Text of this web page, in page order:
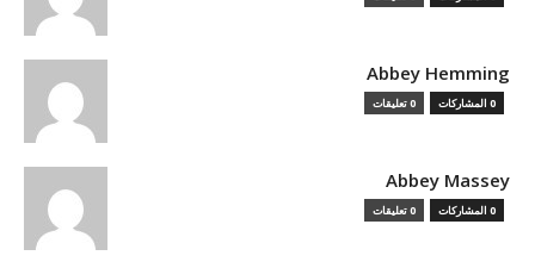
Abbey Hemming
0 المشاركات 0 تعليقات
Abbey Massey
0 المشاركات 0 تعليقات